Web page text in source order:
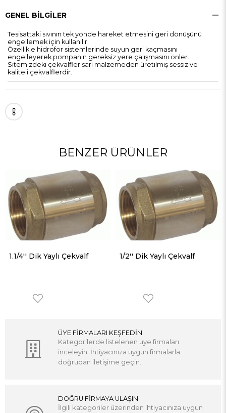
GENEL BILGILER
Tesisattaki sıvının tek yönde hareket etmesini geri dönüşünü
engellemek için kullanılır.
Özellikle hidrofor sistemlerinde suyun geri kaçmasını
engelleyerek pompanın gereksiz yere çalışmasını önler.
Sitemizdeki çekvalfler sarı malzemeden üretilmiş sessiz ve
kaliteli çekvalflerdir.
BENZER ÜRÜNLER
4'' Dik Yaylı Çekvalf 1/2'' Dik Yaylı Çekvalf
ÜYE FİRMALARI KEŞFEDİN
Kategorilerde listelenen üye firmaları
inceleyin. İhtiyacınıza uygun firmalarla
doğrudan iletişime geçin.
DOĞRU FİRMAYA ULAŞIN
İlgili kategoriler üzerinden ihtiyacınıza uygun